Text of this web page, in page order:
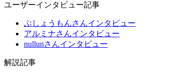
ユーザーインタビュー記事
ぶしょうもんさんインタビュー
アルミナさんインタビュー
nullunさんインタビュー
解説記事